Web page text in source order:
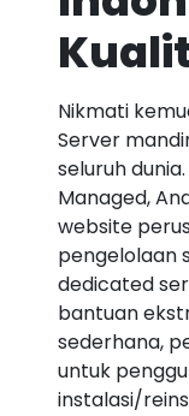
Nikmati
Server
seluruh
Managed,
website
pengelolaan
dedicated
bantuan
sederhana,
untuk
instalasi/